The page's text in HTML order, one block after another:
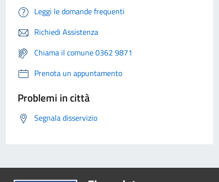
Leggi le domande frequenti
Richiedi Assistenza
Chiama il comune 0362 9871
Prenota un appuntamento
Problemi in città
Segnala disservizio